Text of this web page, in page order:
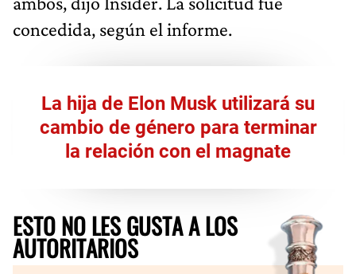
concedida, según el informe.
La hija de Elon Musk utilizará su
cambio de género para terminar
la relación con el magnate
ESTO NO LES GUSTA A LOS
AUTORITARIOS